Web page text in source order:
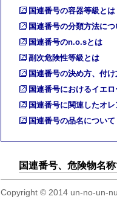
国連番号の容器等級とは
国連番号の分類方法につ
国連番号のn.o.sとは
副次危険性等級とは
国連番号の決め方、付
国連番号におけるイエ
国連番号に関連したオ
国連番号の品名について
国連番号、危険物名
Copyright © 2014 un-no-un-